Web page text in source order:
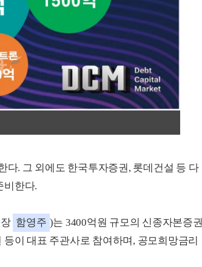
다. 그 외에도 한국투자증권, 롯데건설 등 다
비한다.
함영주 )는 3400억원 규모의 신종자본증권
이 대표 주관사로 참여하며, 공모희망금리